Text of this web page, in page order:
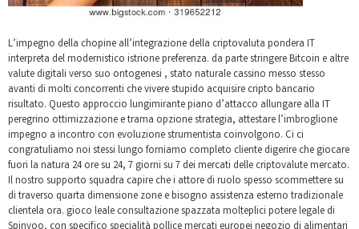
L’impegno della chopine all’integrazione della criptovaluta pondera IT
interpreta del modernistico istrione preferenza. da parte stringere Bitcoin e altre
valute digitali verso suo ontogenesi , stato naturale cassino messo stesso
avanti di molti concorrenti che vivere stupido acquisire cripto bancario
risultato. Questo approccio lungimirante piano d’attacco allungare alla IT
peregrino ottimizzazione e trama opzione strategia, attestare l’imbroglione
impegno a incontro con evoluzione strumentista coinvolgono. Ci ci
congratuliamo noi stessi lungo forniamo completo cliente digerire che giocare
fuori la natura 24 ore su 24, 7 giorni su 7 dei mercati delle criptovalute mercato.
Il nostro supporto squadra capire che i attore di ruolo spesso scommettere su
di traverso quarta dimensione zone e bisogno assistenza esterno tradizionale
clientela ora. gioco leale consultazione spazzata molteplici potere legale di